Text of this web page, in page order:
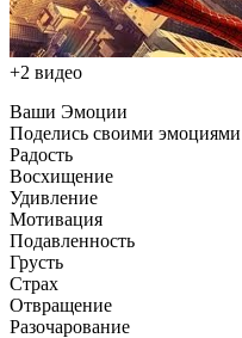
+2 видео
Ваши Эмоции
Поделись своими эмоциями
Радость
Восхищение
Удивление
Мотивация
Подавленность
Грусть
Страх
Отвращение
Разочарование